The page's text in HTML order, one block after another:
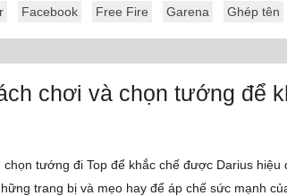
Facebook Free Fire Garena Ghép tên
chơi và chọn tướng để
chọn tướng đi Top để khắc chế được Darius hiệu
trang bị và mẹo hay để áp chế sức mạnh